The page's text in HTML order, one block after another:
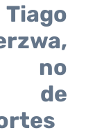
no
de